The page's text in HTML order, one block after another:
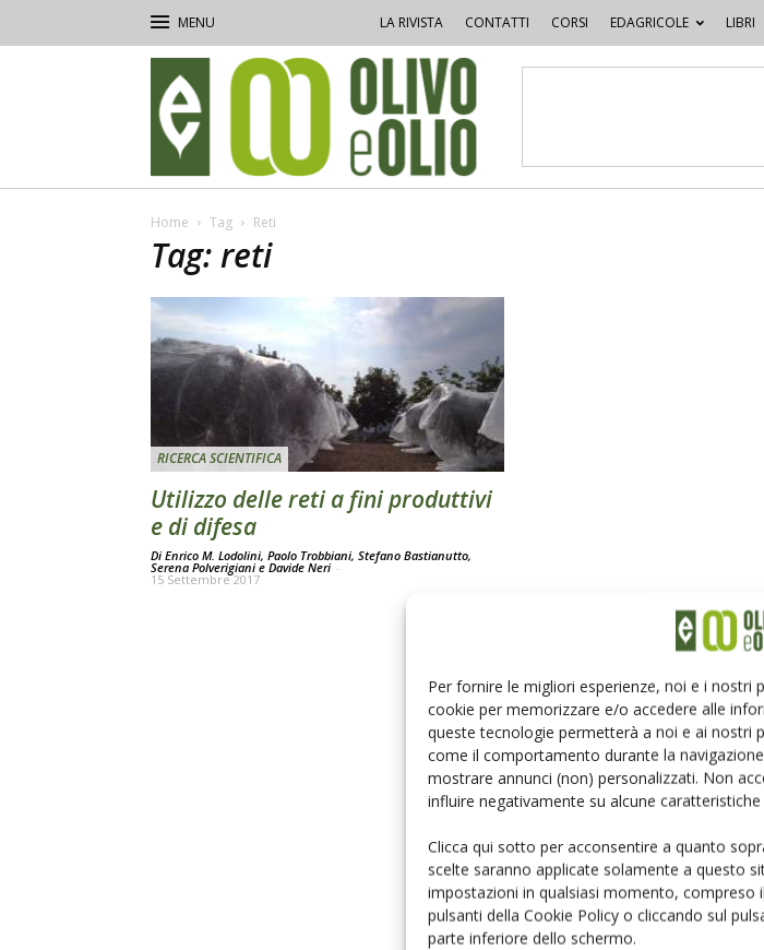
Per fornire le migliori esperienze, noi e i nostri
cookie per memorizzare e/o accedere alle
queste tecnologie permetterà a noi e ai nostri
come il comportamento durante la
mostrare annunci (non) personalizzati. Non
influire negativamente su alcune
Clicca qui sotto per acconsentire a quanto
scelte saranno applicate solamente a questo
impostazioni in qualsiasi momento, compreso
pulsanti della Cookie Policy o cliccando sul
parte inferiore dello schermo.
LA RIVISTA CONTATTI CORSI EDAGRICOLE LIBRI
e
Olio
Home Tag Reti
Tag: reti
RICERCA SCIENTIFICA
Utilizzo delle reti a fini produttivi
e di difesa
Di Enrico M. Lodolini, Paolo Trobbiani, Stefano Bastianutto,
Serena Polverigiani e Davide Neri -
15 Settembre 2017